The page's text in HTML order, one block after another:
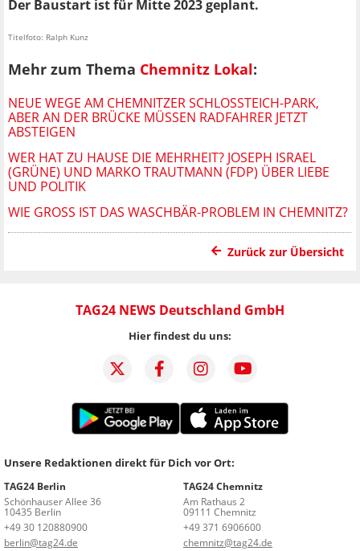
Der Baustart ist für Mitte 2023 geplant.
Titelfoto: Ralph Kunz
Mehr zum Thema Chemnitz Lokal:
NEUE WEGE AM CHEMNITZER SCHLOSSTEICH-PARK, A
BER AN DER BRÜCKE MÜSSEN RADFAHRER JETZT A
BSTEIGEN
WER HAT ZU HAUSE DIE MEHRHEIT? JOSEPH ISRAEL
(GRÜNE) UND MARKO TRAUTMANN (FDP) ÜBER LIEBE
UND POLITIK
WIE GROSS IST DAS WASCHBÄR-PROBLEM IN CHEMNITZ?
Zurück zur Übersicht
TAG24 NEWS Deutschland GmbH
Hier findest du uns:
Unsere Redaktionen direkt für Dich vor Ort:
TAG24 Berlin
Schönhauser Allee 36
10435 Berlin
+49 30 120880900
berlin@tag24.de
TAG24 Chemnitz
Am Rathaus 2
09111 Chemnitz
+49 371 6906600
chemnitz@tag24.de